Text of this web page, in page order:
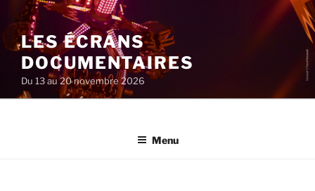
au
contenu
principal
LES ÉCRANS
DOCUMENTAIRES
Du 13 au 20 novembre 2026
Menu